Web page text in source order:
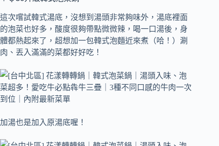
這次嚐試韓式湯底，沒想到湯頭非常夠味外，湯底裡面
的泡菜也好多，酸度很夠帶點微微辣，喝一口湯後，身
體都熱起來了，超想加一包韓式泡麵近來煮（哈！）涮
肉、丟入滿滿的菜都好好吃！
加湯也是加入原湯底喔！